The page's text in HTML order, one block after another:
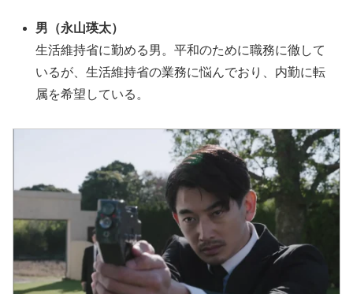
男（永山瑛太）
生活維持省に勤める男。平和のために職務に徹して
いるが、生活維持省の業務に悩んでおり、内勤に転
属を希望している。